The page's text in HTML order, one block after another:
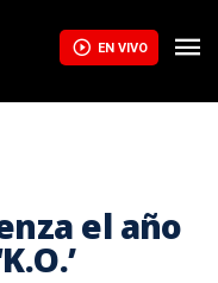
EN VIVO
el año